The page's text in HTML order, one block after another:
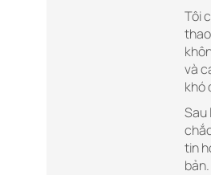
Tôi
và
khó
Sau
tin